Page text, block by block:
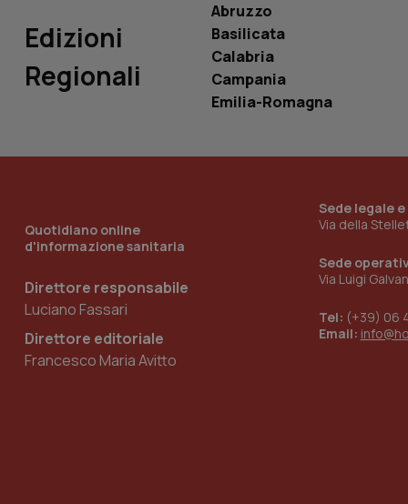
Edizioni
Regionali
Abruzzo
Basilicata
Calabria
Campania
Emilia-Romagna
Quotidiano online
d'informazione sanitaria
Direttore responsabile
Luciano Fassari
Direttore editoriale
Francesco Maria Avitto
Sede legale
Via della
Sede
Via Luigi
Tel: (+39) 06
Email:
tracking-sites-
named-enable